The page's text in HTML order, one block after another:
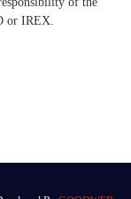
or IREX.